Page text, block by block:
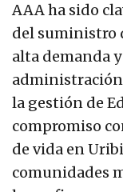
AAA ha sido
del suministro
alta demanda
administración
la gestión de
compromiso
de vida en
comunidades